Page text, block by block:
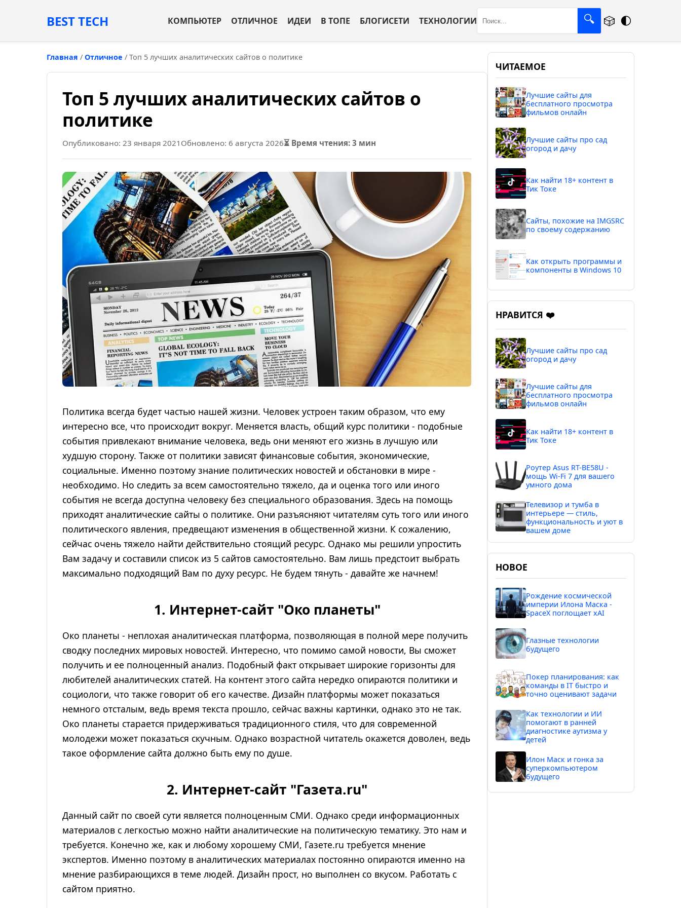
BEST TECH КОМПЬЮТЕР ОТЛИЧНОЕ ИДЕИ В ТОПЕ БЛОГИСЕТИ ТЕХНОЛОГИИ 🔍 🎲 🌓
Главная / Отличное / Топ 5 лучших аналитических сайтов о политике
Топ 5 лучших аналитических сайтов о
политике
Опубликовано: 23 января 2021 Обновлено: 6 августа 2026⏳ Время чтения: 3 мин
Политика всегда будет частью нашей жизни. Человек устроен таким образом, что ему
интересно все, что происходит вокруг. Меняется власть, общий курс политики - подобные
события привлекают внимание человека, ведь они меняют его жизнь в лучшую или
худшую сторону. Также от политики зависят финансовые события, экономические,
социальные. Именно поэтому знание политических новостей и обстановки в мире -
необходимо. Но следить за всем самостоятельно тяжело, да и оценка того или иного
события не всегда доступна человеку без специального образования. Здесь на помощь
приходят аналитические сайты о политике. Они разъясняют читателям суть того или иного
политического явления, предвещают изменения в общественной жизни. К сожалению,
сейчас очень тяжело найти действительно стоящий ресурс. Однако мы решили упростить
Вам задачу и составили список из 5 сайтов самостоятельно. Вам лишь предстоит выбрать
максимально подходящий Вам по духу ресурс. Не будем тянуть - давайте же начнем!
1. Интернет-сайт "Око планеты"
Око планеты - неплохая аналитическая платформа, позволяющая в полной мере получить
сводку последних мировых новостей. Интересно, что помимо самой новости, Вы сможет
получить и ее полноценный анализ. Подобный факт открывает широкие горизонты для
любителей аналитических статей. На контент этого сайта нередко опираются политики и
социологи, что также говорит об его качестве. Дизайн платформы может показаться
немного отсталым, ведь время текста прошло, сейчас важны картинки, однако это не так.
Око планеты старается придерживаться традиционного стиля, что для современной
молодежи может показаться скучным. Однако возрастной читатель окажется доволен, ведь
такое оформление сайта должно быть ему по душе.
2. Интернет-сайт "Газета.ru"
Данный сайт по своей сути является полноценным СМИ. Однако среди информационных
материалов с легкостью можно найти аналитические на политическую тематику. Это нам и
требуется. Конечно же, как и любому хорошему СМИ, Газете.ru требуется мнение
экспертов. Именно поэтому в аналитических материалах постоянно опираются именно на
мнение разбирающихся в теме людей. Дизайн прост, но выполнен со вкусом. Работать с
сайтом приятно.
ЧИТАЕМОЕ
Лучшие сайты для
бесплатного просмотра
фильмов онлайн
Лучшие сайты про сад
огород и дачу
Как найти 18+ контент в
Тик Токе
Сайты, похожие на IMGSRC
по своему содержанию
Как открыть программы и
компоненты в Windows 10
НРАВИТСЯ ❤️
Лучшие сайты про сад
огород и дачу
Лучшие сайты для
бесплатного просмотра
фильмов онлайн
Как найти 18+ контент в
Тик Токе
Роутер Asus RT-BE58U -
мощь Wi-Fi 7 для вашего
умного дома
Телевизор и тумба в
интерьере — стиль,
функциональность и уют в
вашем доме
НОВОЕ
Рождение космической
империи Илона Маска -
SpaceX поглощает xAI
Глазные технологии
будущего
Покер планирования: как
команды в IT быстро и
точно оценивают задачи
Как технологии и ИИ
помогают в ранней
диагностике аутизма у
детей
Илон Маск и гонка за
суперкомпьютером
будущего